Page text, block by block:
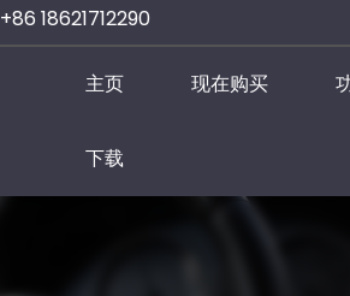
+86 18621712290
主页 现在购买
下载